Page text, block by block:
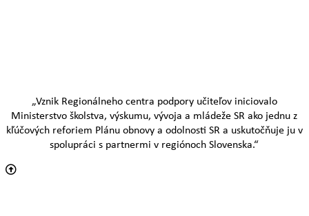
„Vznik Regionálneho centra podpory učiteľov iniciovalo
Ministerstvo školstva, výskumu, vývoja a mládeže SR ako jednu z
kľúčových reforiem Plánu obnovy a odolnosti SR a uskutočňuje ju v
spolupráci s partnermi v regiónoch Slovenska.“